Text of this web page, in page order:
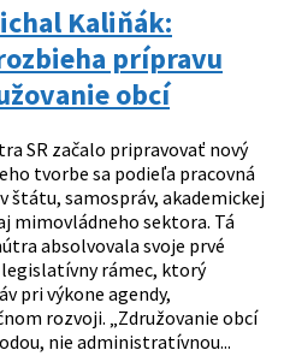
Kaliňák:
prípravu
obcí
SR začalo pripravovať nový
tvorbe sa podieľa pracovná
štátu, samospráv, akademickej
mimovládneho sektora. Tá
absolvovala svoje prvé
rámec, ktorý
pri výkone agendy,
rozvoji. „Združovanie obcí
nie administratívnou...